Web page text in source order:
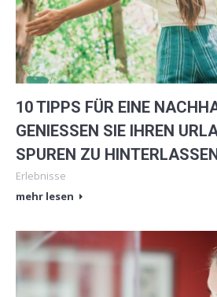
10 TIPPS FÜR EINE
GENIESSEN SIE IHREN
SPUREN ZU
Erlebnisse
mehr lesen